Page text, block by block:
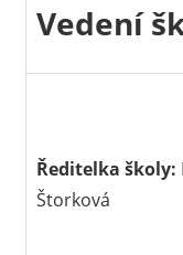
Vedení
Ředitelka školy:
Štorková